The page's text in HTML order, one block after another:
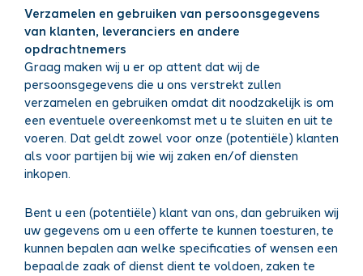
Verzamelen en gebruiken van persoonsgegevens
van klanten, leveranciers en andere
opdrachtnemers
Graag maken wij u er op attent dat wij de
persoonsgegevens die u ons verstrekt zullen
verzamelen en gebruiken omdat dit noodzakelijk is om
een eventuele overeenkomst met u te sluiten en uit te
voeren. Dat geldt zowel voor onze (potentiële) klanten
als voor partijen bij wie wij zaken en/of diensten
inkopen.
Bent u een (potentiële) klant van ons, dan gebruiken wij
uw gegevens om u een offerte te kunnen toesturen, te
kunnen bepalen aan welke specificaties of wensen een
bepaalde zaak of dienst dient te voldoen, zaken te